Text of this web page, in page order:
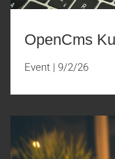
OpenCms
Event | 9/2/26